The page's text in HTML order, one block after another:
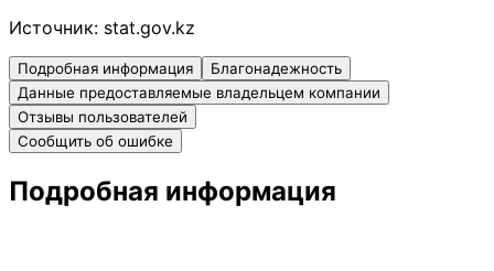
Источник: stat.gov.kz
Подробная информация
Благонадежность
Данные предоставляемые владельцем компании
Отзывы пользователей
Сообщить об ошибке
Подробная информация